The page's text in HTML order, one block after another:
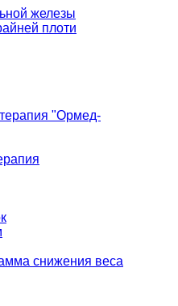
железы
плоти
"Ормед-
снижения веса